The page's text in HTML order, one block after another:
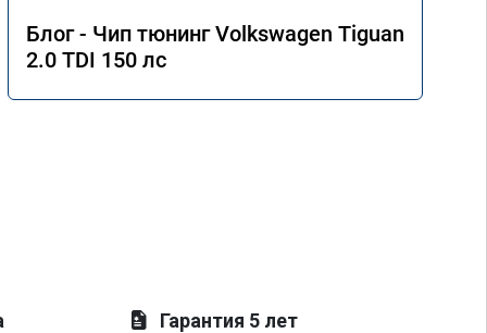
Блог - Чип тюнинг Volkswagen Tiguan
2.0 TDI 150 лс
Гарантия 5 лет